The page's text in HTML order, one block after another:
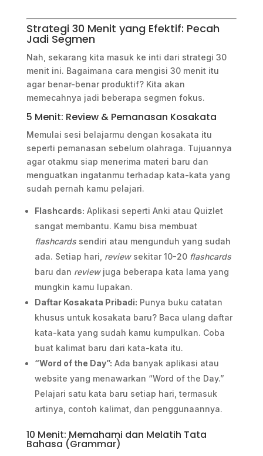
Strategi 30 Menit yang Efektif: Pecah
Jadi Segmen
Nah, sekarang kita masuk ke inti dari strategi 30
menit ini. Bagaimana cara mengisi 30 menit itu
agar benar-benar produktif? Kita akan
memecahnya jadi beberapa segmen fokus.
5 Menit: Review & Pemanasan Kosakata
Memulai sesi belajarmu dengan kosakata itu
seperti pemanasan sebelum olahraga. Tujuannya
agar otakmu siap menerima materi baru dan
menguatkan ingatanmu terhadap kata-kata yang
sudah pernah kamu pelajari.
Flashcards: Aplikasi seperti Anki atau Quizlet
sangat membantu. Kamu bisa membuat
flashcardssendiri atau mengunduh yang sudah
ada. Setiap hari, reviewsekitar 10-20 flashcards
baru dan reviewjuga beberapa kata lama yang
mungkin kamu lupakan.
Daftar Kosakata Pribadi: Punya buku catatan
khusus untuk kosakata baru? Baca ulang daftar
kata-kata yang sudah kamu kumpulkan. Coba
buat kalimat baru dari kata-kata itu.
“Word of the Day”: Ada banyak aplikasi atau
website yang menawarkan “Word of the Day.”
Pelajari satu kata baru setiap hari, termasuk
artinya, contoh kalimat, dan penggunaannya.
10 Menit: Memahami dan Melatih Tata
Bahasa (Grammar)